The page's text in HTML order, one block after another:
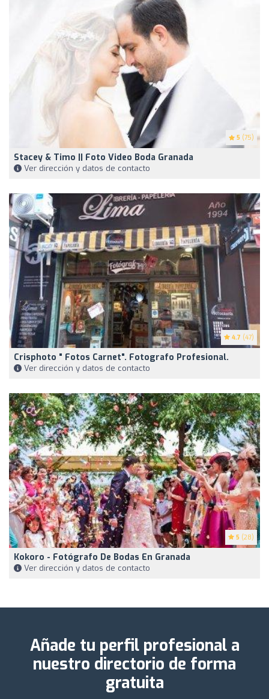
5 (75)
Stacey & Timo || Foto Video Boda Granada
Ver dirección y datos de contacto
4.7 (47)
Crisphoto " Fotos Carnet". Fotografo Profesional.
Ver dirección y datos de contacto
5 (28)
Kokoro - Fotógrafo De Bodas En Granada
Ver dirección y datos de contacto
Añade tu perfil profesional a
nuestro directorio de forma
gratuita